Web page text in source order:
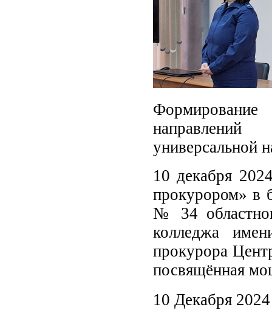
направлений
универсальной
10 декабря
прокурором» в
№ 34
колледжа
прокурора
посвящённая
10 Декабря 2024